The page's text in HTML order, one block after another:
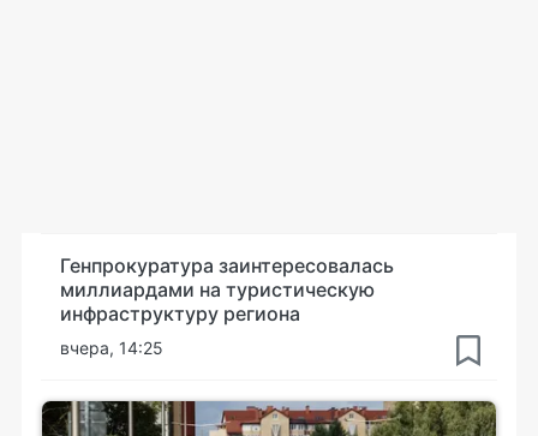
Генпрокуратура заинтересовалась
миллиардами на туристическую
инфраструктуру региона
вчера, 14:25